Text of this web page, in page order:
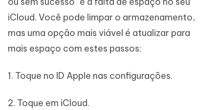
iCloud. Você pode limpar o armazenamento,
mas uma opção mais viável é atualizar para
mais espaço com estes passos:
1. Toque no ID Apple nas configurações.
2. Toque em iCloud.